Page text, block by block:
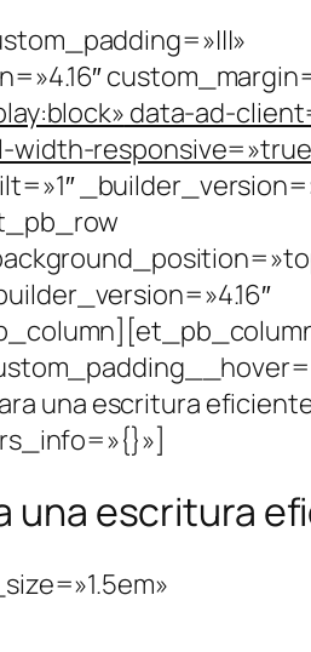
data-ad-
width-
una escritura
una escritura